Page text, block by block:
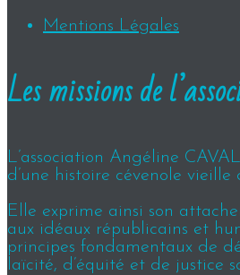
Mentions Légales
Les missions de
L’association Angéline
d’une histoire cévenole vieille
Elle exprime ainsi son
aux idéaux républicains et
principes fondamentaux de
laïcité, d’équité et de justice